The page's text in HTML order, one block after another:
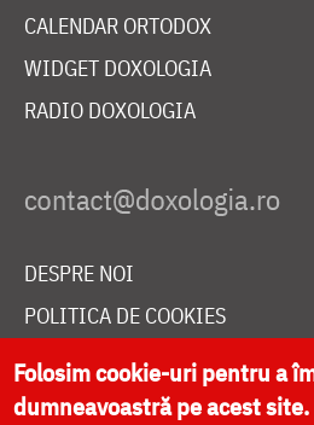
CALENDAR ORTODOX
WIDGET DOXOLOGIA
RADIO DOXOLOGIA
DESPRE NOI
POLITICA DE COOKIES
DONEAZĂ ONLINE PENTRU
Folosim cookie-uri pentru a
dumneavoastră pe acest site.